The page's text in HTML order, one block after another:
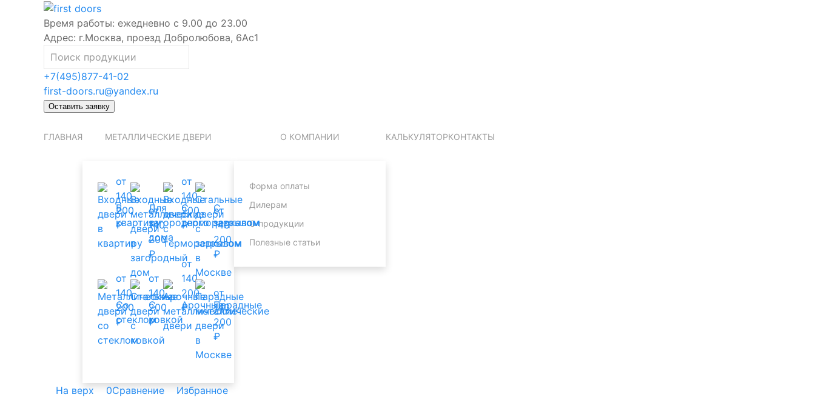
Время работы: ежедневно с 9.00 до 23.00
Адрес: г.Москва, проезд Добролюбова, 6Ас1
+7(495)877-41-02
first-doors.ru@yandex.ru
Оставить заявку
ГЛАВНАЯ МЕТАЛЛИЧЕСКИЕ ДВЕРИ
В
квартиру
от
140
200
₽
Для
загородного
дома
от
140
200
₽
С
терморазрывом
от
140
200
₽
С
зеркалом
от
140
200
₽
Со
стеклом
от
140
200
₽
С
ковкой
от
140
200
₽
Арочные
от
140
200
₽
Парадные
от
140
200
₽
О КОМПАНИИ
Форма оплаты
Дилерам
О продукции
Полезные статьи
КАЛЬКУЛЯТОРКОНТАКТЫ
На верх 0Сравнение
Избранное